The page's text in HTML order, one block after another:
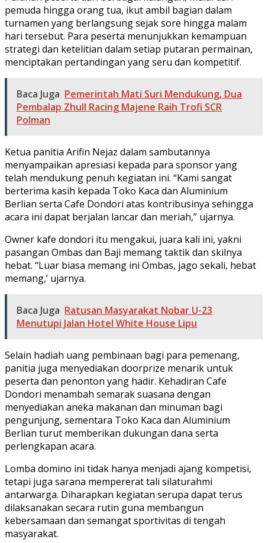
pemuda hingga orang tua, ikut ambil bagian dalam
turnamen yang berlangsung sejak sore hingga malam
hari tersebut. Para peserta menunjukkan kemampuan
strategi dan ketelitian dalam setiap putaran permainan,
menciptakan pertandingan yang seru dan kompetitif.
Baca Juga Pemerintah Mati Suri Mendukung, Dua
Pembalap Zhull Racing Majene Raih Trofi SCR
Polman
Ketua panitia Arifin Nejaz dalam sambutannya
menyampaikan apresiasi kepada para sponsor yang
telah mendukung penuh kegiatan ini. “Kami sangat
berterima kasih kepada Toko Kaca dan Aluminium
Berlian serta Cafe Dondori atas kontribusinya sehingga
acara ini dapat berjalan lancar dan meriah,” ujarnya.
Owner kafe dondori itu mengakui, juara kali ini, yakni
pasangan Ombas dan Baji memang taktik dan skilnya
hebat. “Luar biasa memang ini Ombas, jago sekali, hebat
memang,’ ujarnya.
Baca Juga Ratusan Masyarakat Nobar U-23
Menutupi Jalan Hotel White House Lipu
Selain hadiah uang pembinaan bagi para pemenang,
panitia juga menyediakan doorprize menarik untuk
peserta dan penonton yang hadir. Kehadiran Cafe
Dondori menambah semarak suasana dengan
menyediakan aneka makanan dan minuman bagi
pengunjung, sementara Toko Kaca dan Aluminium
Berlian turut memberikan dukungan dana serta
perlengkapan acara.
Lomba domino ini tidak hanya menjadi ajang kompetisi,
tetapi juga sarana mempererat tali silaturahmi
antarwarga. Diharapkan kegiatan serupa dapat terus
dilaksanakan secara rutin guna membangun
kebersamaan dan semangat sportivitas di tengah
masyarakat.